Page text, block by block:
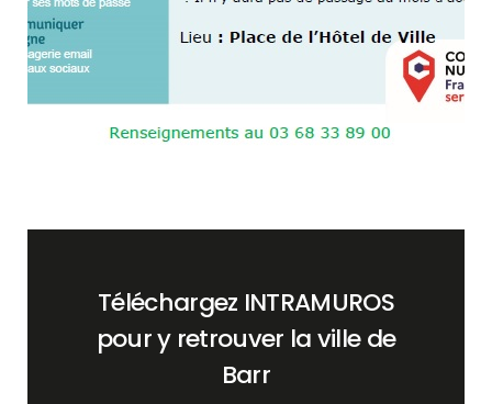
Téléchargez INTRAMUROS
pour y retrouver la ville de
Barr